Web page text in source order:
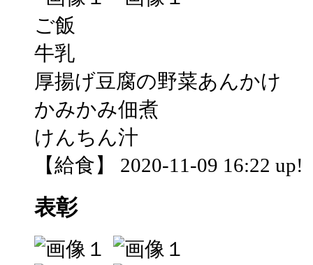
ご飯
牛乳
厚揚げ豆腐の野菜あんかけ
かみかみ佃煮
けんちん汁
【給食】 2020-11-09 16:22 up!
表彰